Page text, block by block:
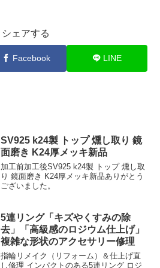
シェアする
Facebook LINE
SV925 k24製 トップ 燻し取り 鏡
面磨き K24厚メッキ新品
加工前加工後SV925 k24製 トップ 燻し取
り 鏡面磨き K24厚メッキ新品ありがとう
ございました。
5連リング「キズやくすみの除
去」「高級感のロジウム仕上げ」
複雑な形状のアクセサリー修理
指輪リメイク（リフォーム）＆仕上げ直
し修理 インパクトのある5連リング ロジ